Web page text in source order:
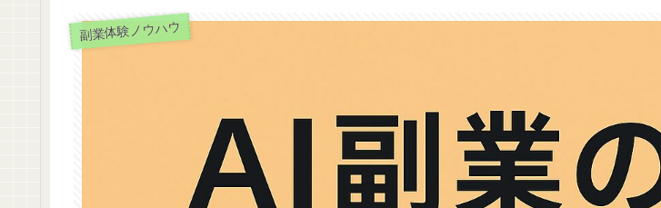
副業体験ノウハウ